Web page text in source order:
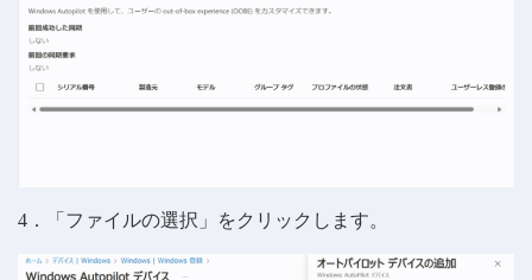
4．「ファイルの選択」をクリックします。